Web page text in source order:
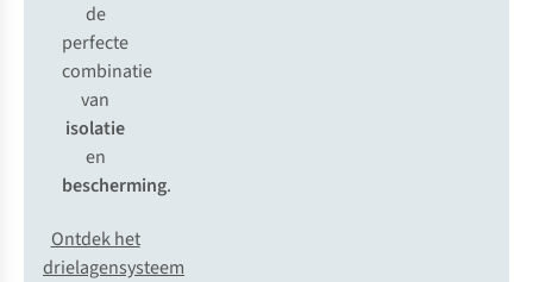
de
perfecte
combinatie
van
isolatie
en
bescherming.
Ontdek het
drielagensysteem